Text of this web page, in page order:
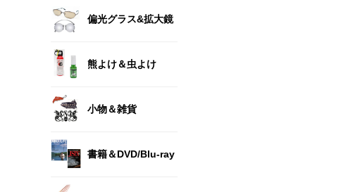
偏光グラス&拡大鏡
熊よけ＆虫よけ
小物＆雑貨
書籍＆DVD/Blu-ray